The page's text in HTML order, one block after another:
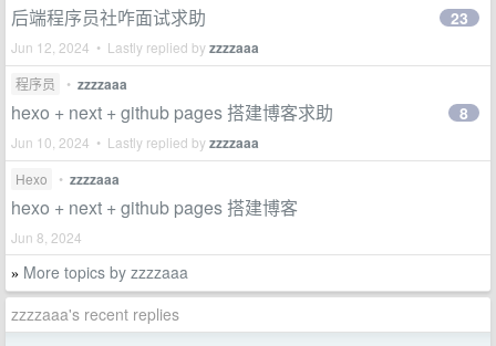
后端程序员社咋面试求助
Jun 12, 2024 • Lastly replied byzzzzaaa
23
程序员 • zzzzaaa
hexo + next + github pages 搭建博客求助
Jun 10, 2024 • Lastly replied byzzzzaaa
8
Hexo • zzzzaaa
hexo + next + github pages 搭建博客
Jun 8, 2024
» More topics by zzzzaaa
zzzzaaa's recent replies